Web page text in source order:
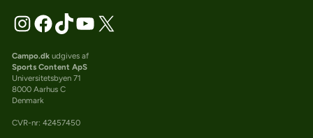
Campo.dkudgives af
Sports Content ApS
Universitetsbyen 71
8000 Aarhus C
Denmark
CVR-nr: 42457450